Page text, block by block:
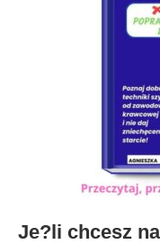
Je?li chcesz